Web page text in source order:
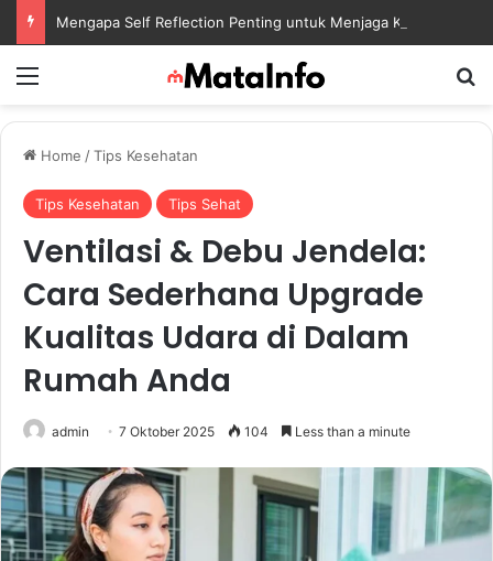
Home /Tips Kesehatan
Tips Kesehatan Tips Sehat
Ventilasi & Debu Jendela:
Cara Sederhana Upgrade
Kualitas Udara di Dalam
Rumah Anda
admin 7 Oktober 2025 104 Less than a minute